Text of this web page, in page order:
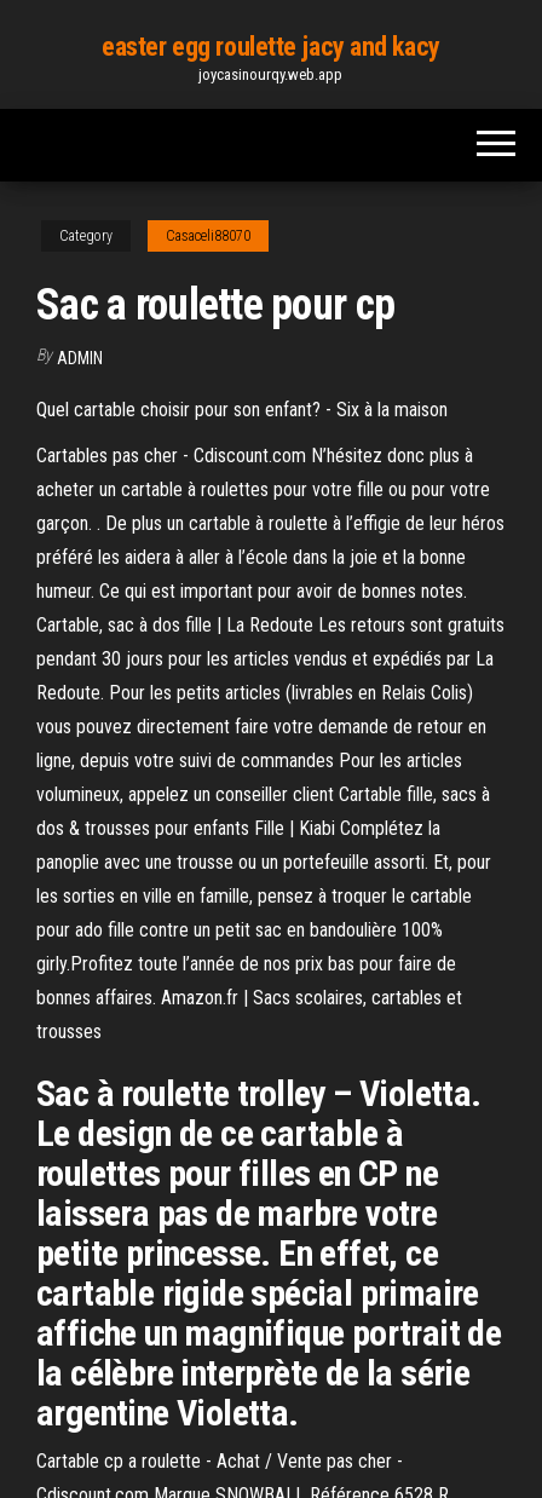
content
easter egg roulette jacy and kacy
joycasinourqy.web.app
Category Casaceli88070
Sac a roulette pour cp
By ADMIN
Quel cartable choisir pour son enfant? - Six à la maison
Cartables pas cher - Cdiscount.com N’hésitez donc plus à
acheter un cartable à roulettes pour votre fille ou pour votre
garçon. . De plus un cartable à roulette à l’effigie de leur héros
préféré les aidera à aller à l’école dans la joie et la bonne
humeur. Ce qui est important pour avoir de bonnes notes.
Cartable, sac à dos fille | La Redoute Les retours sont gratuits
pendant 30 jours pour les articles vendus et expédiés par La
Redoute. Pour les petits articles (livrables en Relais Colis)
vous pouvez directement faire votre demande de retour en
ligne, depuis votre suivi de commandes Pour les articles
volumineux, appelez un conseiller client Cartable fille, sacs à
dos & trousses pour enfants Fille | Kiabi Complétez la
panoplie avec une trousse ou un portefeuille assorti. Et, pour
les sorties en ville en famille, pensez à troquer le cartable
pour ado fille contre un petit sac en bandoulière 100%
girly.Profitez toute l’année de nos prix bas pour faire de
bonnes affaires. Amazon.fr | Sacs scolaires, cartables et
trousses
Sac à roulette trolley – Violetta.
Le design de ce cartable à
roulettes pour filles en CP ne
laissera pas de marbre votre
petite princesse. En effet, ce
cartable rigide spécial primaire
affiche un magnifique portrait de
la célèbre interprète de la série
argentine Violetta.
Cartable cp a roulette - Achat / Vente pas cher -